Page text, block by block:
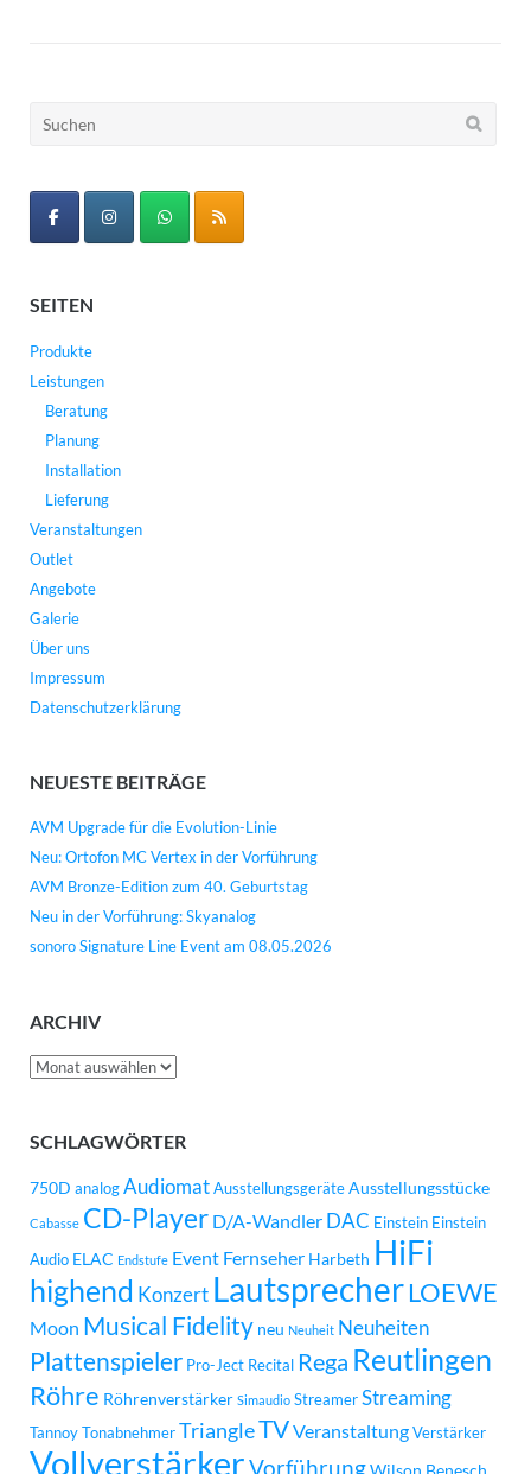
Suchen
SEITEN
Produkte
Leistungen
Beratung
Planung
Installation
Lieferung
Veranstaltungen
Outlet
Angebote
Galerie
Über uns
Impressum
Datenschutzerklärung
NEUESTE BEITRÄGE
AVM Upgrade für die Evolution-Linie
Neu: Ortofon MC Vertex in der Vorführung
AVM Bronze-Edition zum 40. Geburtstag
Neu in der Vorführung: Skyanalog
sonoro Signature Line Event am 08.05.2026
ARCHIV
Archiv
SCHLAGWÖRTER
750D analog Audiomat Ausstellungsgeräte Ausstellungsstücke
Cabasse CD-Player D/A-Wandler DAC Einstein Einstein
Audio ELAC Endstufe Event Fernseher Harbeth HiFi
highend Konzert LautsprecherLOEWE
Moon Musical Fidelity neu Neuheit Neuheiten
Plattenspieler Pro-Ject Recital Rega Reutlingen
Röhre Röhrenverstärker Simaudio Streamer Streaming
Tannoy Tonabnehmer TriangleTVVeranstaltung Verstärker
VollverstärkerVorführungWilson Benesch